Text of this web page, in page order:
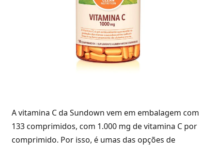
A vitamina C da Sundown vem em embalagem com
133 comprimidos, com 1.000 mg de vitamina C por
comprimido. Por isso, é umas das opções de